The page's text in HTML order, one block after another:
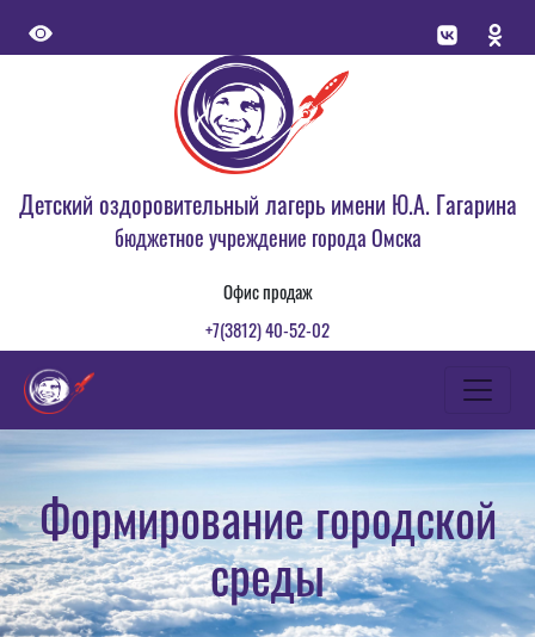
Детский оздоровительный лагерь имени Ю.А. Гагарина
бюджетное учреждение города Омска
Офис продаж
+7(3812) 40-52-02
Формирование городской
среды